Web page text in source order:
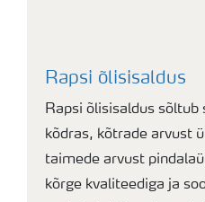
Rapsi õlisisaldus
Rapsi õlisisaldus
kõdras, kõtrade arvust
taimede arvust
kõrge kvaliteediga ja